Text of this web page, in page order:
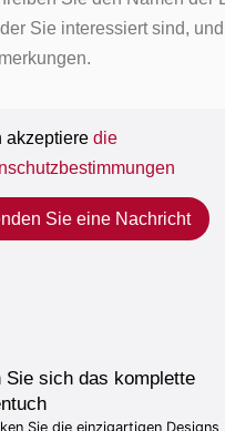
akzeptieredie
Sie eine Nachricht
Sie sich das komplette
Sie die einzigartigen Designs